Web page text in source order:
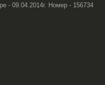
- 09.04.2014г. Номер - 156734